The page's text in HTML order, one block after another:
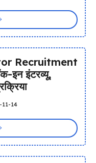
Recruitment
इन इंटरव्यू,
14